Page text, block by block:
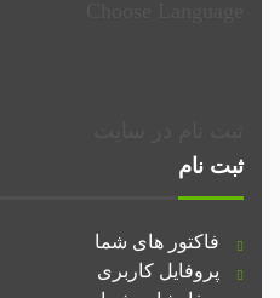
ثبت نام
فاکتور های شما
پروفایل کاربری